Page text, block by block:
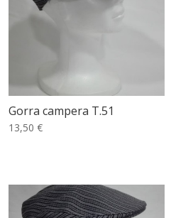
Gorra campera T.51
13,50 €